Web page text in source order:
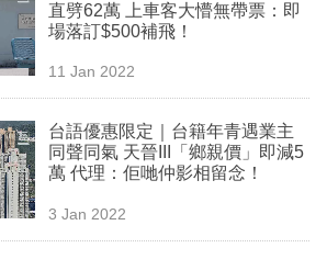
直劈62萬 上車客大懵無帶票：即
場落訂$500補飛！
11 Jan 2022
台語優惠限定｜台籍年青遇業主
同聲同氣 天晉III「鄉親價」即減5
萬 代理：佢哋仲影相留念！
3 Jan 2022